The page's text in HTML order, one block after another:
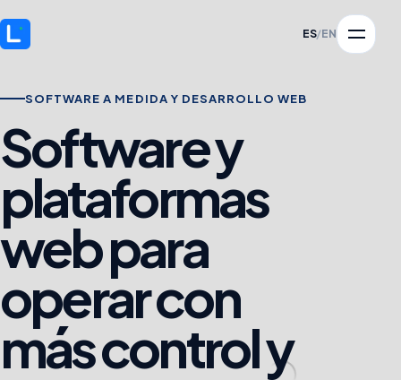
ES/EN
SOFTWARE A MEDIDA Y DESARROLLO WEB
Software y
plataformas
web para
operar con
más control y